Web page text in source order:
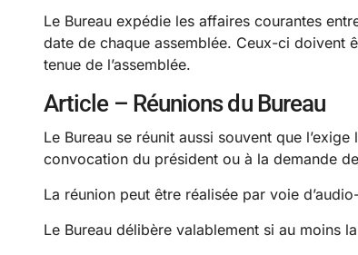
Le Bureau expédie les affaires courantes
date de chaque assemblée. Ceux-ci doivent
tenue de l’assemblée.
Article – Réunions du Bureau
Le Bureau se réunit aussi souvent que
convocation du président ou à la demande
La réunion peut être réalisée par voie
Le Bureau délibère valablement si au moins